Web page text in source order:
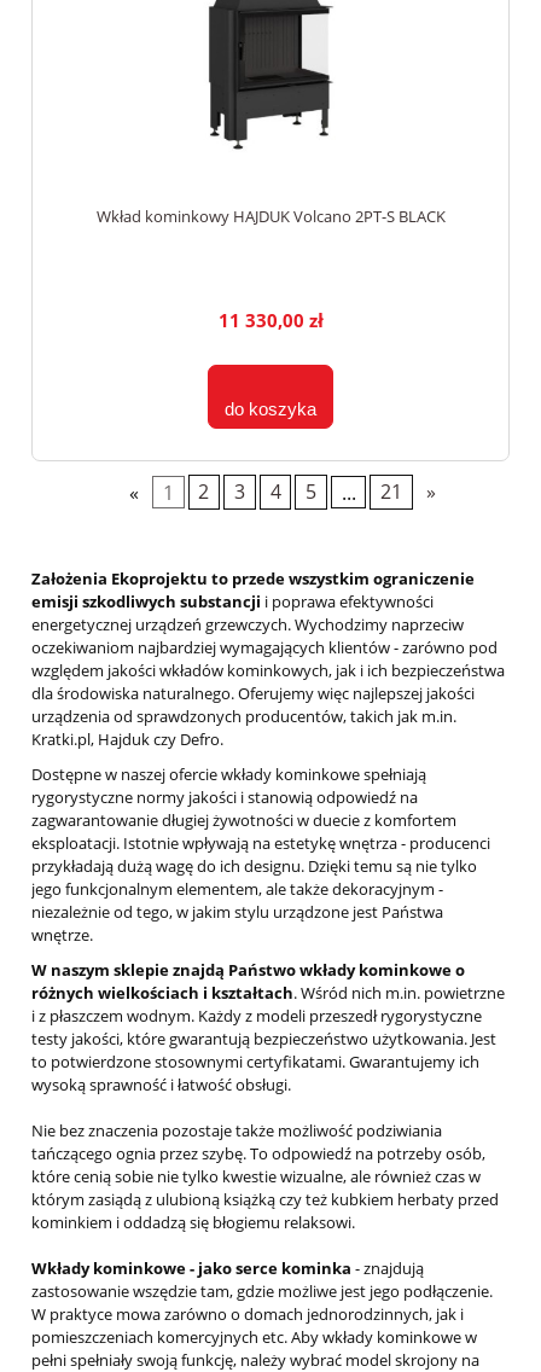
Wkład kominkowy HAJDUK Volcano 2PT-S BLACK
11 330,00 zł
do koszyka
« 1 2 3 4 5 ... 21 »
Założenia Ekoprojektu to przede wszystkim ograniczenie
emisji szkodliwych substancji i poprawa efektywności
energetycznej urządzeń grzewczych. Wychodzimy naprzeciw
oczekiwaniom najbardziej wymagających klientów - zarówno pod
względem jakości wkładów kominkowych, jak i ich bezpieczeństwa
dla środowiska naturalnego. Oferujemy więc najlepszej jakości
urządzenia od sprawdzonych producentów, takich jak m.in.
Kratki.pl, Hajduk czy Defro.
Dostępne w naszej ofercie wkłady kominkowe spełniają
rygorystyczne normy jakości i stanowią odpowiedź na
zagwarantowanie długiej żywotności w duecie z komfortem
eksploatacji. Istotnie wpływają na estetykę wnętrza - producenci
przykładają dużą wagę do ich designu. Dzięki temu są nie tylko
jego funkcjonalnym elementem, ale także dekoracyjnym -
niezależnie od tego, w jakim stylu urządzone jest Państwa
wnętrze.
W naszym sklepie znajdą Państwo wkłady kominkowe o
różnych wielkościach i kształtach. Wśród nich m.in. powietrzne
i z płaszczem wodnym. Każdy z modeli przeszedł rygorystyczne
testy jakości, które gwarantują bezpieczeństwo użytkowania. Jest
to potwierdzone stosownymi certyfikatami. Gwarantujemy ich
wysoką sprawność i łatwość obsługi.
Nie bez znaczenia pozostaje także możliwość podziwiania
tańczącego ognia przez szybę. To odpowiedź na potrzeby osób,
które cenią sobie nie tylko kwestie wizualne, ale również czas w
którym zasiądą z ulubioną książką czy też kubkiem herbaty przed
kominkiem i oddadzą się błogiemu relaksowi.
Wkłady kominkowe - jako serce kominka - znajdują
zastosowanie wszędzie tam, gdzie możliwe jest jego podłączenie.
W praktyce mowa zarówno o domach jednorodzinnych, jak i
pomieszczeniach komercyjnych etc. Aby wkłady kominkowe w
pełni spełniały swoją funkcję, należy wybrać model skrojony na